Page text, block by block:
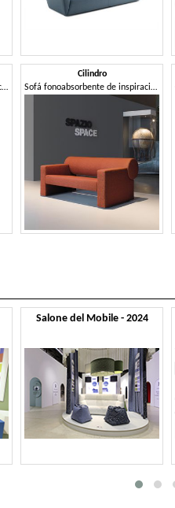
Sistema de estantería modular, con paneles fonoabsorbentes
Cilindro
Sofá fonoabsorbente de inspiración minimalista
Salone del Mobile - 2024